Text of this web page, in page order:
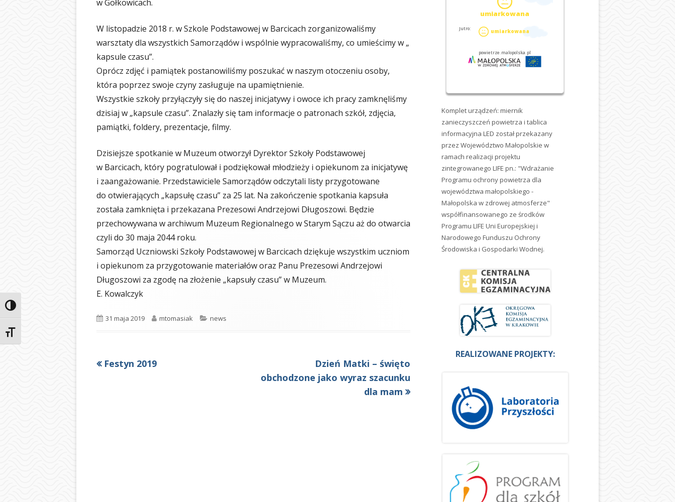
Przełącz wysoki kontrast
Zmień rozmiar czcionek
w Gołkowicach.
W listopadzie 2018 r. w Szkole Podstawowej w Barcicach zorganizowaliśmy
warsztaty dla wszystkich Samorządów i wspólnie wypracowaliśmy, co umieścimy w „
kapsule czasu”.
Oprócz zdjęć i pamiątek postanowiliśmy poszukać w naszym otoczeniu osoby,
która poprzez swoje czyny zasługuje na upamiętnienie.
Wszystkie szkoły przyłączyły się do naszej inicjatywy i owoce ich pracy zamknęliśmy
dzisiaj w „kapsule czasu”. Znalazły się tam informacje o patronach szkół, zdjęcia,
pamiątki, foldery, prezentacje, filmy.
Dzisiejsze spotkanie w Muzeum otworzył Dyrektor Szkoły Podstawowej
w Barcicach, który pogratulował i podziękował młodzieży i opiekunom za inicjatywę
i zaangażowanie. Przedstawiciele Samorządów odczytali listy przygotowane
do otwierających „kapsułę czasu” za 25 lat. Na zakończenie spotkania kapsuła
została zamknięta i przekazana Prezesowi Andrzejowi Długoszowi. Będzie
przechowywana w archiwum Muzeum Regionalnego w Starym Sączu aż do otwarcia
czyli do 30 maja 2044 roku.
Samorząd Uczniowski Szkoły Podstawowej w Barcicach dziękuje wszystkim uczniom
i opiekunom za przygotowanie materiałów oraz Panu Prezesowi Andrzejowi
Długoszowi za zgodę na złożenie „kapsuły czasu” w Muzeum.
E. Kowalczyk
Opublikowano
31 maja 2019 Autor
mtomasiak Kategorie
news
Nawigacja
Poprzedni
Festyn 2019
Następny
artykół:
Dzień Matki – święto
obchodzone jako wyraz szacunku
dla mam
Komplet urządzeń: miernik
zanieczyszczeń powietrza i tablica
informacyjna LED został przekazany
przez Województwo Małopolskie w
ramach realizacji projektu
zintegrowanego LIFE pn.: "Wdrażanie
Programu ochrony powietrza dla
województwa małopolskiego -
Małopolska w zdrowej atmosferze"
współfinansowanego ze środków
Programu LIFE Uni Europejskiej i
Narodowego Funduszu Ochrony
Środowiska i Gospodarki Wodnej.
REALIZOWANE PROJEKTY: